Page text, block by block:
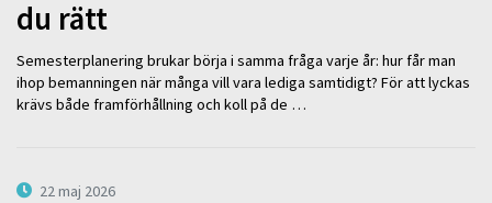
du rätt
Semesterplanering brukar börja i samma fråga varje år: hur får man
ihop bemanningen när många vill vara lediga samtidigt? För att lyckas
krävs både framförhållning och koll på de …
22 maj 2026